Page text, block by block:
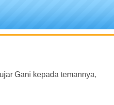
Gani kepada temannya,